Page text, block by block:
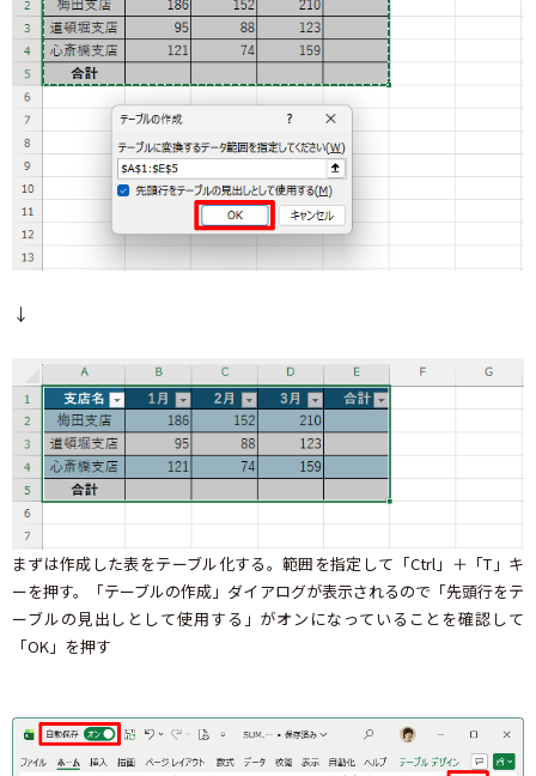
↓
まずは作成した表をテーブル化する。範囲を指定して「Ctrl」＋「T」キ
ーを押す。「テーブルの作成」ダイアログが表示されるので「先頭行をテ
ーブルの見出しとして使用する」がオンになっていることを確認して
「OK」を押す